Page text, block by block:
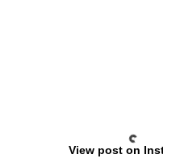
View post on